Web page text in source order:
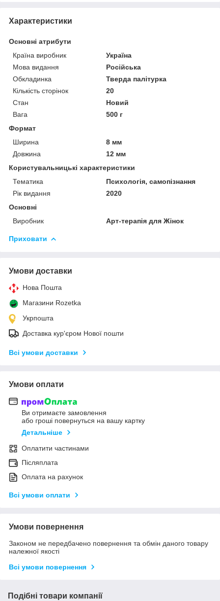
Характеристики
Основні атрибути
Країна виробник
Україна
Мова видання
Російська
Обкладинка
Тверда палітурка
Кількість сторінок
20
Стан
Новий
Вага
500 г
Формат
Ширина
8 мм
Довжина
12 мм
Користувальницькі характеристики
Тематика
Психологія, самопізнання
Рік видання
2020
Основні
Виробник
Арт-терапія для Жінок
Приховати
Умови доставки
Нова Пошта
Магазини Rozetka
Укрпошта
Доставка кур'єром Нової пошти
Всі умови доставки
Умови оплати
Ви отримаєте замовлення
або гроші повернуться на вашу картку
Детальніше
Оплатити частинами
Післяплата
Оплата на рахунок
Всі умови оплати
Умови повернення
Законом не передбачено повернення та обмін даного товару
належної якості
Всі умови повернення
Подібні товари компанії